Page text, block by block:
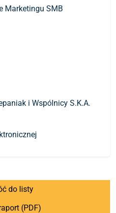
Marketingu SMB
i Wspólnicy S.K.A.
do listy
(PDF)